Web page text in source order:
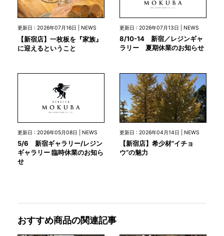
更新日 : 2026年07月16日 | NEWS
【新宿店】一枚板を『家族』
に迎えるということ
更新日 : 2026年07月13日 | NEWS
8/10-14 新宿／レジンギャ
ラリー 夏期休業のお知らせ
更新日 : 2026年05月08日 | NEWS
5/6 新宿ギャラリー/レジン
ギャラリー 臨時休業のお知ら
せ
更新日 : 2026年04月14日 | NEWS
【新宿店】希少材”イチョ
ウ”の魅力
おすすめ商品の関連記事